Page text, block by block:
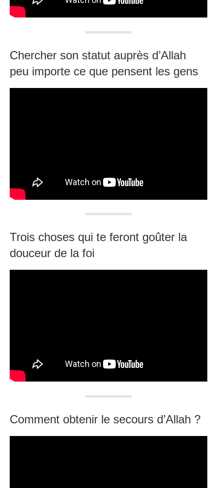
Chercher son statut auprès d’Allah
peu importe ce que pensent les gens
Trois choses qui te feront goûter la
douceur de la foi
Comment obtenir le secours d’Allah ?